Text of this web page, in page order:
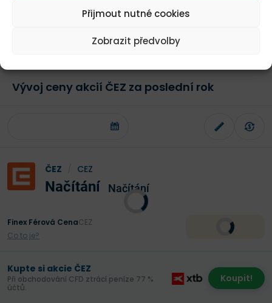
Přijmout nutné cookies
Zobrazit předvolby
náklady spojené s přechodem na zelené technologie,
Vývoj ceny akcií ČEZ za poslední rok
ČEZ CEZ
Načítání Načítání
Finex Férová CenaCEZ
Co to je?
Kupte si akcie ČEZ
Při obchodování CFD ztrácí peníze 77 %
účtů.
Koupit!